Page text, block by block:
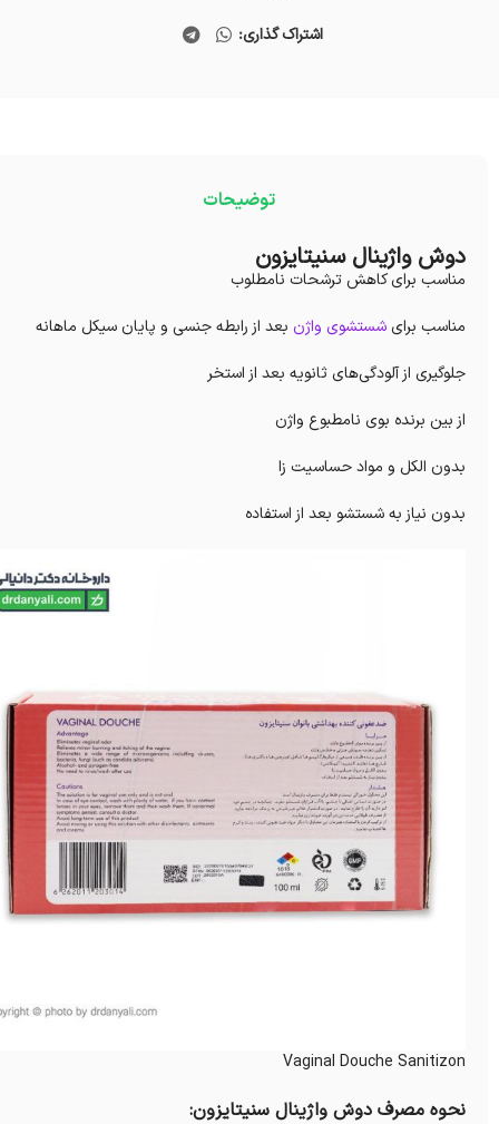
اشتراک گذاری:
توضیحات
دوش واژینال سنیتایزون
مناسب برای کاهش ترشحات نامطلوب
مناسب برایشستشوی واژن بعد از رابطه جنسی و پایان سیکل ماهانه
جلوگیری از آلودگی‌های ثانویه بعد از استخر
از بین برنده بوی نا‌مطبوع واژن
بدون الکل و مواد حساسیت زا
بدون نیاز به شستشو بعد از استفاده
Vaginal Douche Sanitizon
نحوه مصرف دوش واژینال سنیتایزون: